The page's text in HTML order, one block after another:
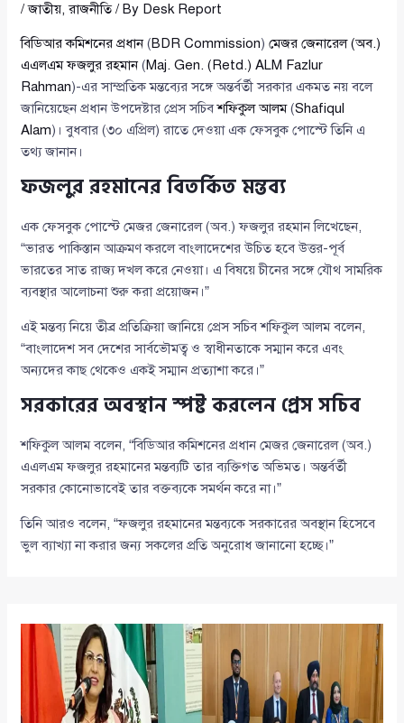
/জাতীয়,রাজনীতি/ By Desk Report
বিডিআর কমিশনের প্রধান(BDR Commission)মেজর জেনারেল (অব.)
এএলএম ফজলুর রহমান(Maj. Gen. (Retd.) ALM Fazlur
Rahman)-এর সাম্প্রতিক মন্তব্যের সঙ্গে অন্তর্বর্তী সরকার একমত নয় বলে
জানিয়েছেন প্রধান উপদেষ্টার প্রেস সচিবশফিকুল আলম(Shafiqul
Alam)। বুধবার (৩০ এপ্রিল) রাতে দেওয়া এক ফেসবুক পোস্টে তিনি এ
তথ্য জানান।
ফজলুর রহমানের বিতর্কিত মন্তব্য
এক ফেসবুক পোস্টে মেজর জেনারেল (অব.) ফজলুর রহমান লিখেছেন,
“ভারত পাকিস্তান আক্রমণ করলে বাংলাদেশের উচিত হবে উত্তর-পূর্ব
ভারতের সাত রাজ্য দখল করে নেওয়া। এ বিষয়ে চীনের সঙ্গে যৌথ সামরিক
ব্যবস্থার আলোচনা শুরু করা প্রয়োজন।”
এই মন্তব্য নিয়ে তীব্র প্রতিক্রিয়া জানিয়ে প্রেস সচিব শফিকুল আলম বলেন,
“বাংলাদেশ সব দেশের সার্বভৌমত্ব ও স্বাধীনতাকে সম্মান করে এবং
অন্যদের কাছ থেকেও একই সম্মান প্রত্যাশা করে।”
সরকারের অবস্থান স্পষ্ট করলেন প্রেস সচিব
শফিকুল আলম বলেন, “বিডিআর কমিশনের প্রধান মেজর জেনারেল (অব.)
এএলএম ফজলুর রহমানের মন্তব্যটি তার ব্যক্তিগত অভিমত। অন্তর্বর্তী
সরকার কোনোভাবেই তার বক্তব্যকে সমর্থন করে না।”
তিনি আরও বলেন, “ফজলুর রহমানের মন্তব্যকে সরকারের অবস্থান হিসেবে
ভুল ব্যাখ্যা না করার জন্য সকলের প্রতি অনুরোধ জানানো হচ্ছে।”